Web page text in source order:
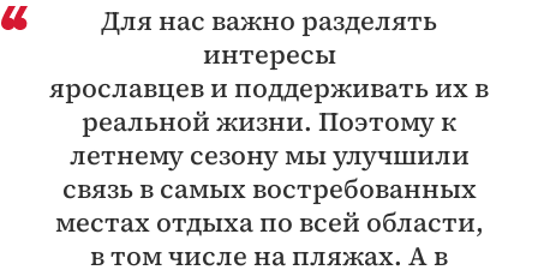
Для нас важно разделять
интересы
ярославцев и поддерживать их в
реальной жизни. Поэтому к
летнему сезону мы улучшили
связь в самых востребованных
местах отдыха по всей области,
в том числе на пляжах. А в